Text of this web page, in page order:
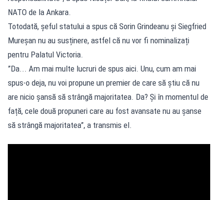
NATO de la Ankara.
Totodată, șeful statului a spus că Sorin Grindeanu și Siegfried
Mureșan nu au susținere, astfel că nu vor fi nominalizați
pentru Palatul Victoria.
”Da... Am mai multe lucruri de spus aici. Unu, cum am mai
spus-o deja, nu voi propune un premier de care să știu că nu
are nicio șansă să strângă majoritatea. Da? Și în momentul de
față, cele două propuneri care au fost avansate nu au șanse
să strângă majoritatea”, a transmis el.